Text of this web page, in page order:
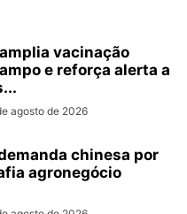
vacinação
e reforça alerta a
agosto de 2026
chinesa por
agronegócio